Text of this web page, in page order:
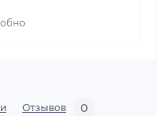
Отзывов 0